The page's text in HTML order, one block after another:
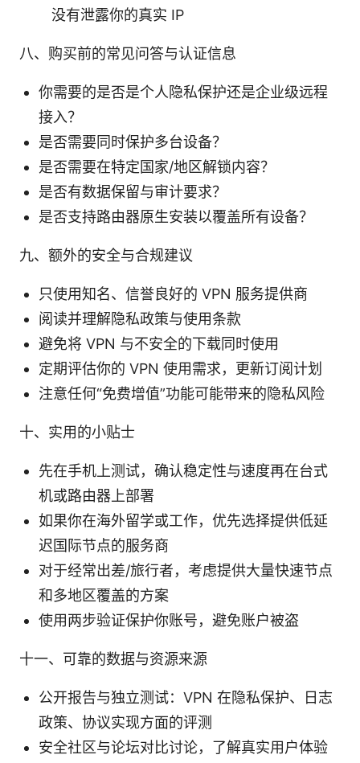
没有泄露你的真实 IP
八、购买前的常见问答与认证信息
你需要的是否是个人隐私保护还是企业级远程
接入？
是否需要同时保护多台设备？
是否需要在特定国家/地区解锁内容？
是否有数据保留与审计要求？
是否支持路由器原生安装以覆盖所有设备？
九、额外的安全与合规建议
只使用知名、信誉良好的 VPN 服务提供商
阅读并理解隐私政策与使用条款
避免将 VPN 与不安全的下载同时使用
定期评估你的 VPN 使用需求，更新订阅计划
注意任何“免费增值”功能可能带来的隐私风险
十、实用的小贴士
先在手机上测试，确认稳定性与速度再在台式
机或路由器上部署
如果你在海外留学或工作，优先选择提供低延
迟国际节点的服务商
对于经常出差/旅行者，考虑提供大量快速节点
和多地区覆盖的方案
使用两步验证保护你账号，避免账户被盗
十一、可靠的数据与资源来源
公开报告与独立测试：VPN 在隐私保护、日志
政策、协议实现方面的评测
安全社区与论坛对比讨论，了解真实用户体验